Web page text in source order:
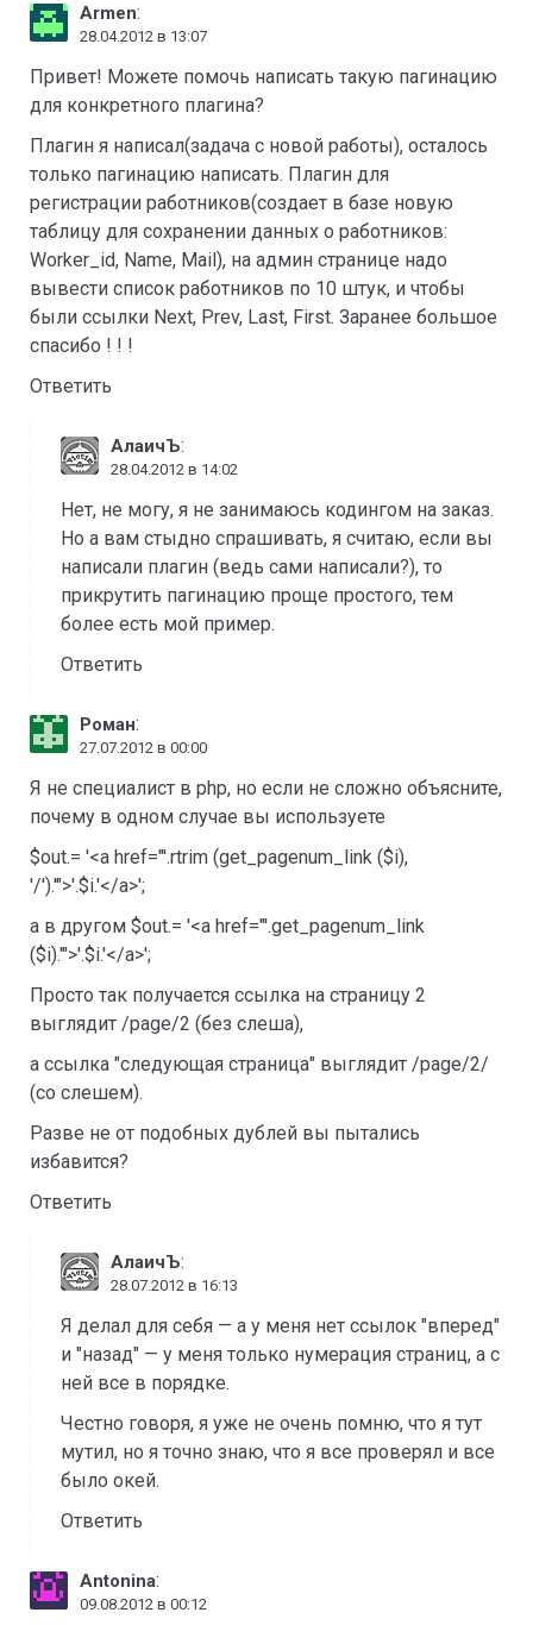
Armen:
28.04.2012 в 13:07
Привет! Можете помочь написать такую пагинацию
для конкретного плагина?
Плагин я написал(задача с новой работы), осталось
только пагинацию написать. Плагин для
регистрации работников(создает в базе новую
таблицу для сохранении данных о работников:
Worker_id, Name, Mail), на админ странице надо
вывести список работников по 10 штук, и чтобы
были ссылки Next, Prev, Last, First. Заранее большое
спасибо ! ! !
Ответить
АлаичЪ:
28.04.2012 в 14:02
Нет, не могу, я не занимаюсь кодингом на заказ.
Но а вам стыдно спрашивать, я считаю, если вы
написали плагин (ведь сами написали?), то
прикрутить пагинацию проще простого, тем
более есть мой пример.
Ответить
Роман:
27.07.2012 в 00:00
Я не специалист в php, но если не сложно объясните,
почему в одном случае вы используете
$out.= '<a href="'.rtrim (get_pagenum_link ($i),
'/').'">'.$i.'</a>';
а в другом $out.= '<a href="'.get_pagenum_link
($i).'">'.$i.'</a>';
Просто так получается ссылка на страницу 2
выглядит /page/2 (без слеша),
а ссылка "следующая страница" выглядит /page/2/
(со слешем).
Разве не от подобных дублей вы пытались
избавится?
Ответить
АлаичЪ:
28.07.2012 в 16:13
Я делал для себя — а у меня нет ссылок "вперед"
и "назад" — у меня только нумерация страниц, а с
ней все в порядке.
Честно говоря, я уже не очень помню, что я тут
мутил, но я точно знаю, что я все проверял и все
было окей.
Ответить
Antonina:
09.08.2012 в 00:12